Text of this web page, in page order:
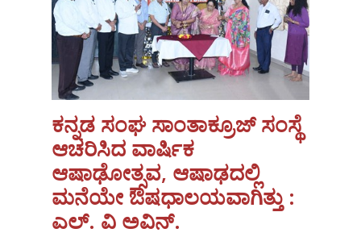
ಕನ್ನಡ ಸಂಘ ಸಾಂತಾಕ್ರೂಜ್ ಸಂಸ್ಥೆ
ಆಚರಿಸಿದ ವಾರ್ಷಿಕ
ಆಷಾಢೋತ್ಸವ, ಆಷಾಢದಲ್ಲಿ
ಮನೆಯೇ ಔಷಧಾಲಯವಾಗಿತ್ತು :
ಎಲ್. ವಿ ಅವಿನ್.